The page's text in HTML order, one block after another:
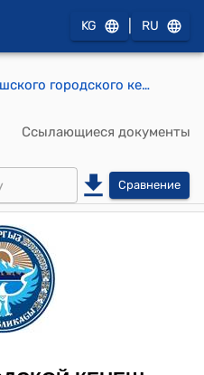
KG RU
Постановление Ошского городского кенеша от 28 мая 2014 года №185 "О деятельностях медресе в городе Ош и вопросах религии"
Ссылающиеся документы
Сравнение